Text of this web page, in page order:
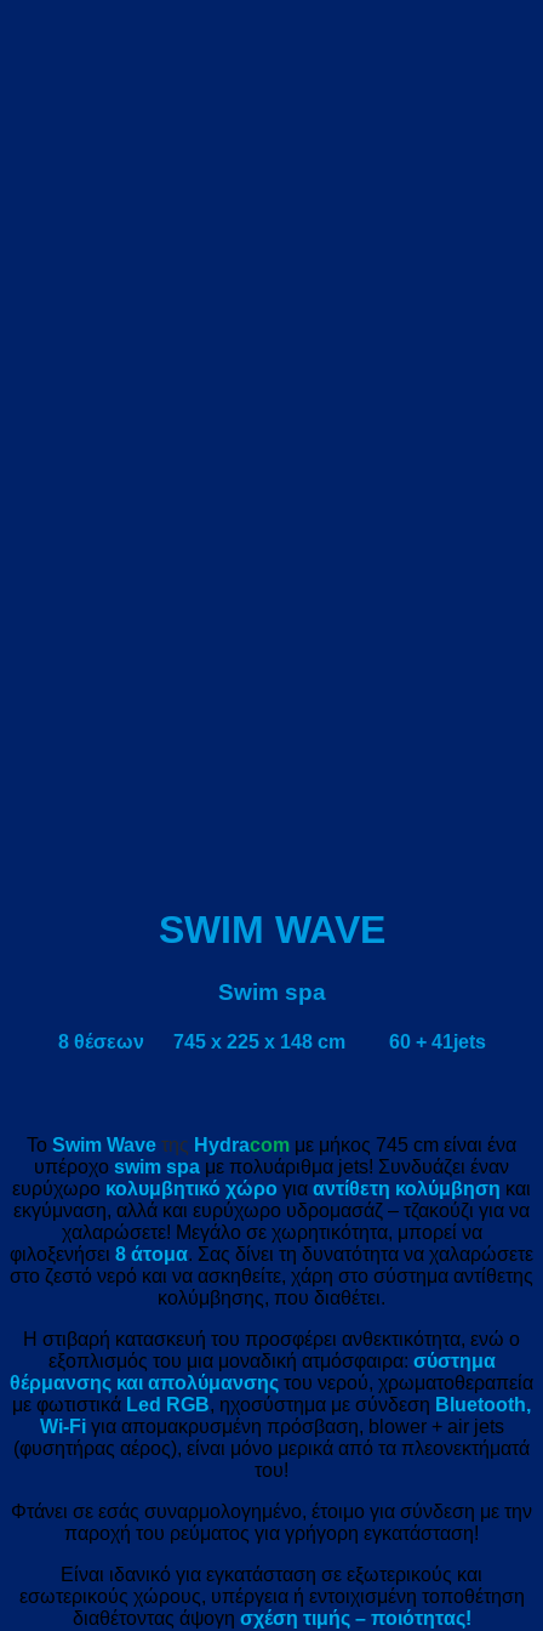
SWIM WAVE
Swim spa
8 θέσεων 745 x 225 x 148 cm 60 + 41jets
Το Swim Wave της Hydracom με μήκος 745 cm είναι ένα
υπέροχο swim spa με πολυάριθμα jets! Συνδυάζει έναν
ευρύχωρο κολυμβητικό χώρο για αντίθετη κολύμβηση και
εκγύμναση, αλλά και ευρύχωρο υδρομασάζ – τζακούζι για να
χαλαρώσετε! Μεγάλο σε χωρητικότητα, μπορεί να
φιλοξενήσει 8 άτομα. Σας δίνει τη δυνατότητα να χαλαρώσετε
στο ζεστό νερό και να ασκηθείτε, χάρη στο σύστημα αντίθετης
κολύμβησης, που διαθέτει.
Η στιβαρή κατασκευή του προσφέρει ανθεκτικότητα, ενώ ο
εξοπλισμός του μια μοναδική ατμόσφαιρα: σύστημα
θέρμανσης και απολύμανσης του νερού, χρωματοθεραπεία
με φωτιστικά Led RGB, ηχοσύστημα με σύνδεση Bluetooth,
Wi-Fiγια απομακρυσμένη πρόσβαση, blower + air jets
(φυσητήρας αέρος), είναι μόνο μερικά από τα πλεονεκτήματά
του!
Φτάνει σε εσάς συναρμολογημένο, έτοιμο για σύνδεση με την
παροχή του ρεύματος για γρήγορη εγκατάσταση!
Είναι ιδανικό για εγκατάσταση σε εξωτερικούς και
εσωτερικούς χώρους, υπέργεια ή εντοιχισμένη τοποθέτηση
διαθέτοντας άψογη σχέση τιμής – ποιότητας!